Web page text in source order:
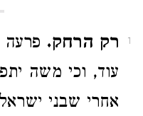
1 רק הרחק. פרעה
עוד, וכי משה
אחרי שבני